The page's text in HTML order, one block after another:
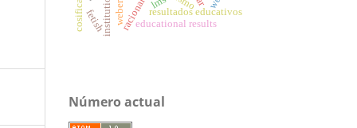
resultados educativos
weber
institutions
fetish educational results
Número actual